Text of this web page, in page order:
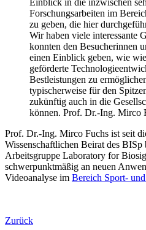
Einblick in die inzwischen
Forschungsarbeiten im
zu geben, die hier
Wir haben viele interessante
konnten den Besucherinnen
einen Einblick geben, wie
geförderte
Bestleistungen zu
typischerweise für den
zukünftig auch in die
können. Prof. Dr.-Ing. Mirco
Prof. Dr.-Ing. Mirco Fuchs ist seit
Wissenschaftlichen Beirat des
Arbeitsgruppe Laboratory for
schwerpunktmäßig an neuen
Videoanalyse im Bereich Sport-
Zurück